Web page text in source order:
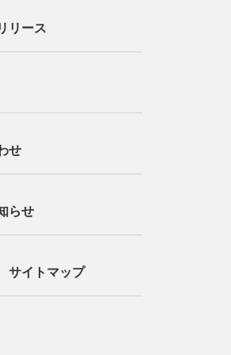
盟店のお客さま
ータルサイト
リース
せ
らせ
イトマップ